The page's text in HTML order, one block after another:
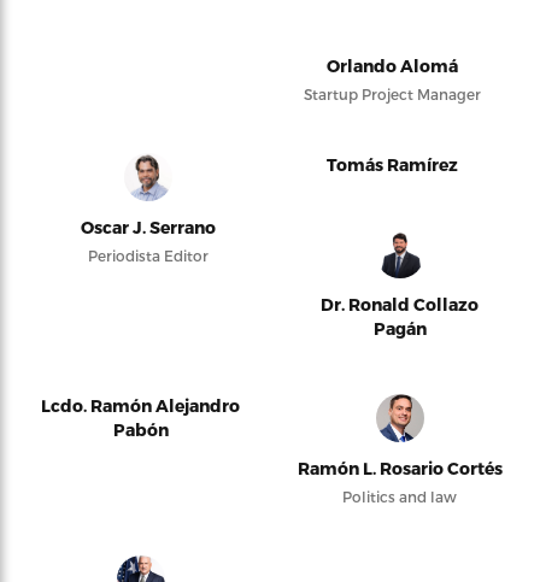
Orlando Alomá
Startup Project Manager
Oscar J. Serrano
Periodista Editor
Tomás Ramírez
Dr. Ronald Collazo
Pagán
Lcdo. Ramón Alejandro
Pabón
Ramón L. Rosario Cortés
Politics and law